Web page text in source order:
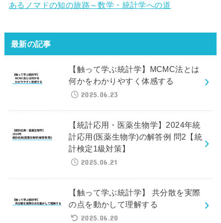
あるノマドの知の旅路～数学・統計学への道
最新の記事
【触って学ぶ統計学】MCMC法とは
何かをわかりやすく体感する
2025.06.23
【統計応用・医薬生物学】2024年統
計応用(医薬生物学)の解答例 問2【統
計検定1級対策】
2025.06.21
【触って学ぶ統計学】 共分散を実際
の点を動かして理解する
2025.06.20